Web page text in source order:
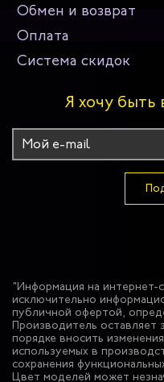
Обмен и возврат
Оплата
Система скидок
Я хочу быть
"Информация на интернет-
исключительно
публичной офертой,
Производитель
порядке вносить
используемых в
сохранения
Цвет моделей может